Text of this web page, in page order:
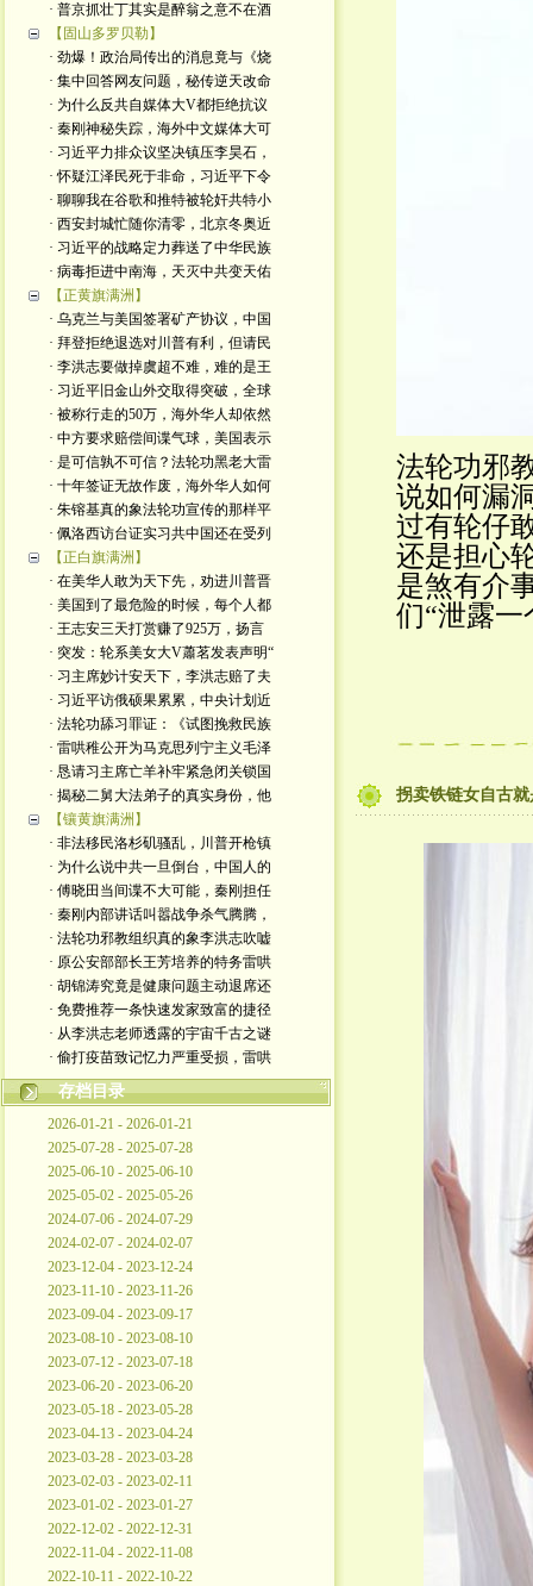
· 普京抓壮丁其实是醉翁之意不在酒
【固山多罗贝勒】
· 劲爆！政治局传出的消息竟与《烧
· 集中回答网友问题，秘传逆天改命
· 为什么反共自媒体大V都拒绝抗议
· 秦刚神秘失踪，海外中文媒体大可
· 习近平力排众议坚决镇压李昊石，
· 怀疑江泽民死于非命，习近平下令
· 聊聊我在谷歌和推特被轮奸共特小
· 西安封城忙随你清零，北京冬奥近
· 习近平的战略定力葬送了中华民族
· 病毒拒进中南海，天灭中共变天佑
【正黄旗满洲】
· 乌克兰与美国签署矿产协议，中国
· 拜登拒绝退选对川普有利，但请民
· 李洪志要做掉虞超不难，难的是王
· 习近平旧金山外交取得突破，全球
· 被称行走的50万，海外华人却依然
· 中方要求赔偿间谍气球，美国表示
· 是可信孰不可信？法轮功黑老大雷
· 十年签证无故作废，海外华人如何
· 朱镕基真的象法轮功宣传的那样平
· 佩洛西访台证实习共中国还在受列
【正白旗满洲】
· 在美华人敢为天下先，劝进川普晋
· 美国到了最危险的时候，每个人都
· 王志安三天打赏赚了925万，扬言
· 突发：轮系美女大V蕭茗发表声明“
· 习主席妙计安天下，李洪志赔了夫
· 习近平访俄硕果累累，中央计划近
· 法轮功舔习罪证：《试图挽救民族
· 雷哄稚公开为马克思列宁主义毛泽
· 恳请习主席亡羊补牢紧急闭关锁国
· 揭秘二舅大法弟子的真实身份，他
【镶黄旗满洲】
· 非法移民洛杉矶骚乱，川普开枪镇
· 为什么说中共一旦倒台，中国人的
· 傅晓田当间谍不大可能，秦刚担任
· 秦刚内部讲话叫嚣战争杀气腾腾，
· 法轮功邪教组织真的象李洪志吹嘘
· 原公安部部长王芳培养的特务雷哄
· 胡锦涛究竟是健康问题主动退席还
· 免费推荐一条快速发家致富的捷径
· 从李洪志老师透露的宇宙千古之谜
· 偷打疫苗致记忆力严重受损，雷哄
存档目录
2026-01-21 - 2026-01-21
2025-07-28 - 2025-07-28
2025-06-10 - 2025-06-10
2025-05-02 - 2025-05-26
2024-07-06 - 2024-07-29
2024-02-07 - 2024-02-07
2023-12-04 - 2023-12-24
2023-11-10 - 2023-11-26
2023-09-04 - 2023-09-17
2023-08-10 - 2023-08-10
2023-07-12 - 2023-07-18
2023-06-20 - 2023-06-20
2023-05-18 - 2023-05-28
2023-04-13 - 2023-04-24
2023-03-28 - 2023-03-28
2023-02-03 - 2023-02-11
2023-01-02 - 2023-01-27
2022-12-02 - 2022-12-31
2022-11-04 - 2022-11-08
2022-10-11 - 2022-10-22
法轮功邪
说如何漏
过有轮仔
还是担心
是煞有介
们“泄露一
拐卖铁链女自古